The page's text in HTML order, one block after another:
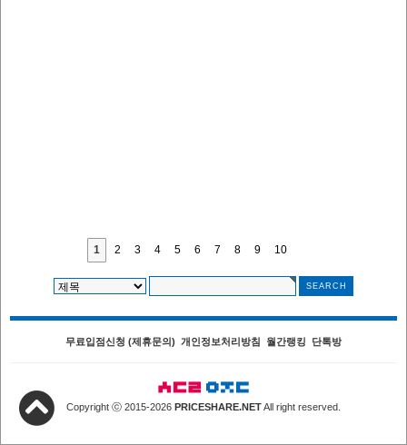
1 2 3 4 5 6 7 8 9 10
무료입점신청 (제휴문의) 개인정보처리방침 월간랭킹 단톡방
Copyright ⓒ 2015-2026 PRICESHARE.NETAll right reserved.